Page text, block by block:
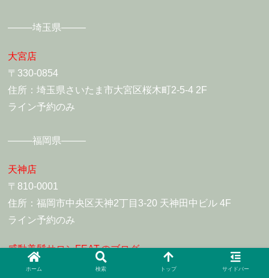
——–埼玉県——–
大宮店
〒330-0854
住所：埼玉県さいたま市大宮区桜木町2-5-4 2F
ライン予約のみ
——–福岡県——–
天神店
〒810-0001
住所：福岡市中央区天神2丁目3-20 天神田中ビル 4F
ライン予約のみ
感動美髪サロンFEAT.のブログ
ホーム 検索 トップ サイドバー